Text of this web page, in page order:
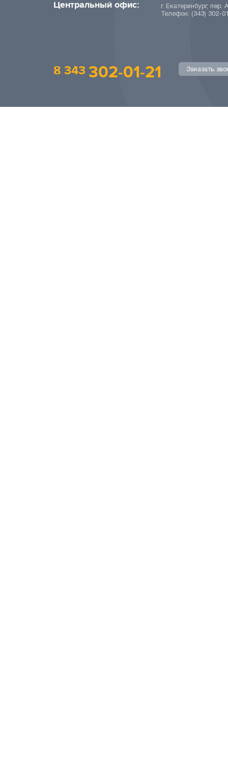
Центральный офис:
г. Екатеринбург,
Телефон: (343) 302-
8 343 302-01-21 Заказать